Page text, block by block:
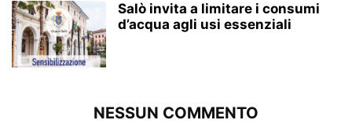
Salò invita a limitare i consumi
d’acqua agli usi essenziali
NESSUN COMMENTO